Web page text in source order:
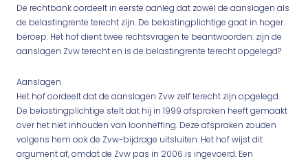
De rechtbank oordeelt in eerste aanleg dat zowel de aanslagen als
de belastingrente terecht zijn. De belastingplichtige gaat in hoger
beroep. Het hof dient twee rechtsvragen te beantwoorden: zijn de
aanslagen Zvw terecht en is de belastingrente terecht opgelegd?
Aanslagen
Het hof oordeelt dat de aanslagen Zvw zelf terecht zijn opgelegd.
De belastingplichtige stelt dat hij in 1999 afspraken heeft gemaakt
over het niet inhouden van loonheffing. Deze afspraken zouden
volgens hem ook de Zvw-bijdrage uitsluiten. Het hof wijst dit
argument af, omdat de Zvw pas in 2006 is ingevoerd. Een